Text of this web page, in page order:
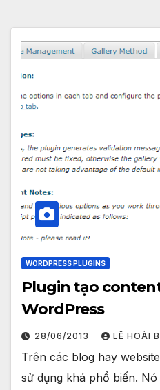
WORDPRESS PLUGINS
Plugin tạo
WordPress
28/06/2013 LÊ HOÀI
Trên các blog hay
sử dụng khá phổ biến.